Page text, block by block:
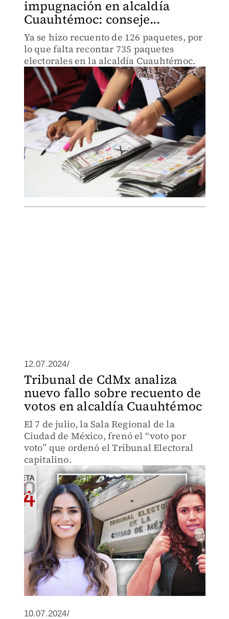
impugnación en alcaldía
Cuauhtémoc: conseje...
Ya se hizo recuento de 126 paquetes, por
lo que falta recontar 735 paquetes
electorales en la alcaldía Cuauhtémoc.
12.07.2024/
Tribunal de CdMx analiza
nuevo fallo sobre recuento de
votos en alcaldía Cuauhtémoc
El 7 de julio, la Sala Regional de la
Ciudad de México, frenó el “voto por
voto” que ordenó el Tribunal Electoral
capitalino.
10.07.2024/